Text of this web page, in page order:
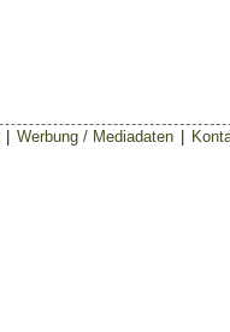
Werbung / Mediadaten